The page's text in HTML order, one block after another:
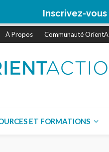
Inscrivez-vous
À Propos Communauté
ET FORMATIONS